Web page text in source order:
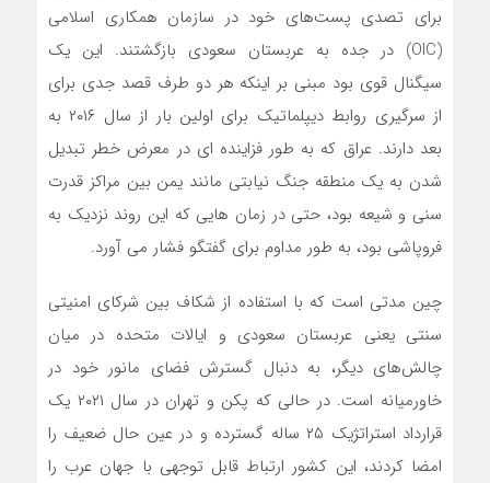
برای تصدی پست‌های خود در سازمان همکاری اسلامی
(OIC) در جده به عربستان سعودی بازگشتند. این یک
سیگنال قوی بود مبنی بر اینکه هر دو طرف قصد جدی برای
از سرگیری روابط دیپلماتیک برای اولین بار از سال ۲۰۱۶ به
بعد دارند. عراق که به طور فزاینده ای در معرض خطر تبدیل
شدن به یک منطقه جنگ نیابتی مانند یمن بین مراکز قدرت
سنی و شیعه بود، حتی در زمان هایی که این روند نزدیک به
فروپاشی بود، به طور مداوم برای گفتگو فشار می آورد.
چین مدتی است که با استفاده از شکاف بین شرکای امنیتی
سنتی یعنی عربستان سعودی و ایالات متحده در میان
چالش‌های دیگر، به دنبال گسترش فضای مانور خود در
خاورمیانه است. در حالی که پکن و تهران در سال ۲۰۲۱ یک
قرارداد استراتژیک ۲۵ ساله گسترده و در عین حال ضعیف را
امضا کردند، این کشور ارتباط قابل توجهی با جهان عرب را